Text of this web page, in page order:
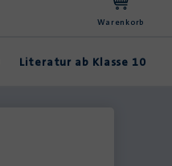
Warenkorb
Literatur ab Klasse 10